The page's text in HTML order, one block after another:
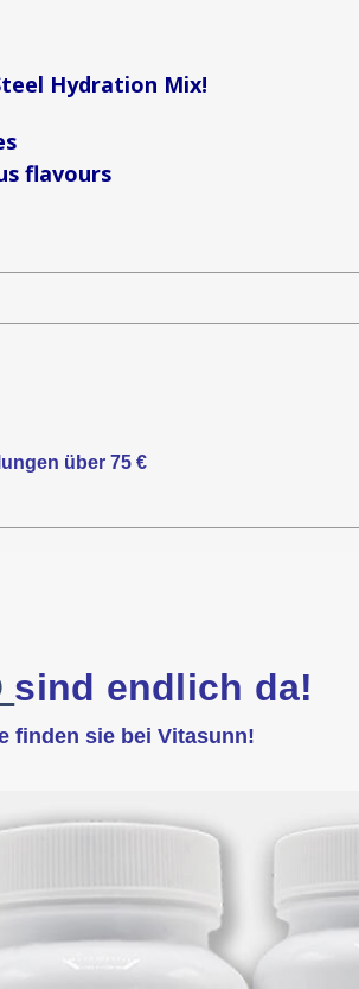
Hydration Mix!
flavours
über 75 €
sind endlich da!
finden sie bei Vitasunn!